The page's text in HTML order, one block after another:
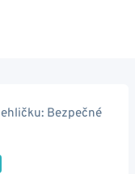
Bezpečné